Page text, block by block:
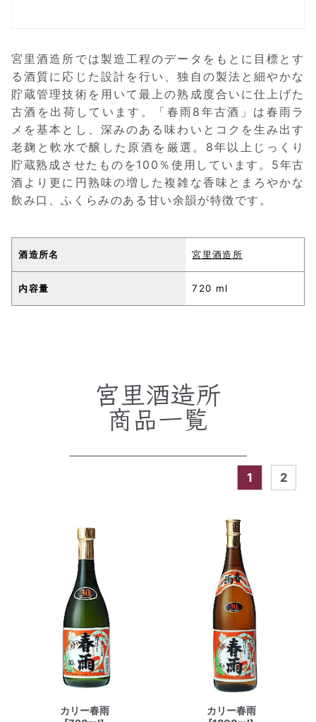
宮里酒造所では製造工程のデータをもとに目標とす
る酒質に応じた設計を行い、独自の製法と細やかな
貯蔵管理技術を用いて最上の熟成度合いに仕上げた
古酒を出荷しています。「春雨8年古酒」は春雨ラ
メを基本とし、深みのある味わいとコクを生み出す
老麹と軟水で醸した原酒を厳選。8年以上じっくり
貯蔵熟成させたものを100％使用しています。5年古
酒より更に円熟味の増した複雑な香味とまろやかな
飲み口、ふくらみのある甘い余韻が特徴です。
酒造所名 宮里酒造所
内容量 720 ml
宮里酒造所
商品一覧
1 2
カリー春雨
カリー春雨